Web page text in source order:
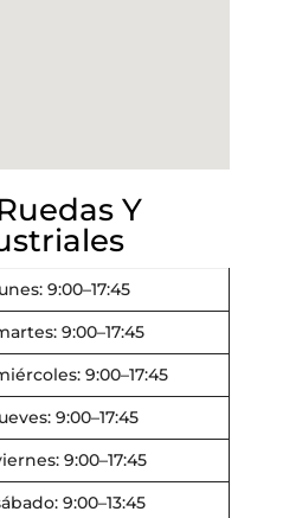
Y
9:00–17:45
9:00–17:45
9:00–17:45
9:00–17:45
9:00–17:45
9:00–13:45